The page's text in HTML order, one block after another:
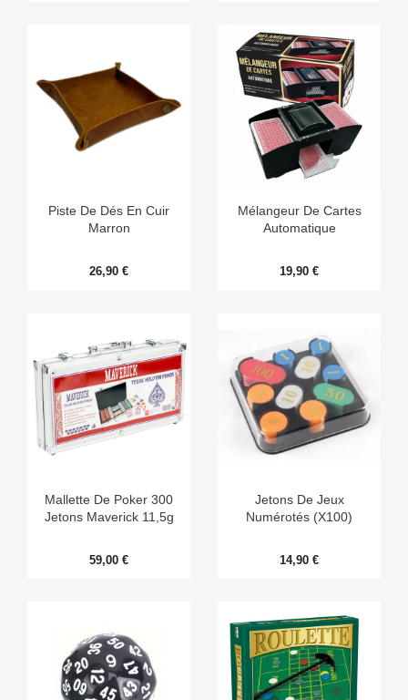
Piste De Dés En Cuir
Marron
26,90 €
Mélangeur De Cartes
Automatique
19,90 €
Mallette De Poker 300
Jetons Maverick 11,5g
59,00 €
Jetons De Jeux
Numérotés (x100)
14,90 €